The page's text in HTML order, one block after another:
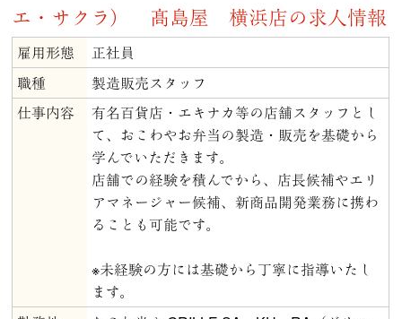
エ・サクラ） 髙島屋 横浜店の求人情報
雇用形態
正社員
職種
製造販売スタッフ
仕事内容
有名百貨店・エキナカ等の店舗スタッフとし
て、おこわやお弁当の製造・販売を基礎から
学んでいただきます。
店舗での経験を積んでから、店長候補やエリ
アマネージャー候補、新商品開発業務に携わ
ることも可能です。
※未経験の方には基礎から丁寧に指導いたし
ます。